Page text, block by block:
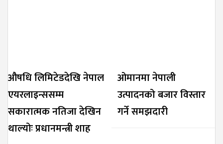
औषधि लिमिटेडदेखि नेपाल
एयरलाइन्ससम्म
सकारात्मक नतिजा देखिन
थाल्योः प्रधानमन्त्री शाह
ओमानमा नेपाली
उत्पादनको बजार विस्तार
गर्ने समझदारी